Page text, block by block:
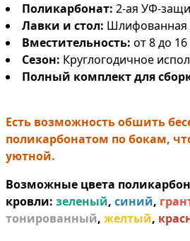
Поликарбонат: 2-ая УФ-
Лавки и стол: Шлифованная
Вместительность: от 8 до
Сезон: Круглогодичное
Полный комплект для
Есть возможность обшить
поликарбонатом по бокам,
уютной.
Возможные цвета
кровли: зеленый, синий,
тонированный, желтый,